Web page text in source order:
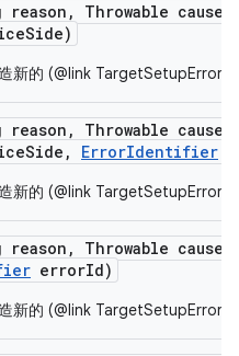
, Throwable cause
Side)
新的 (@link TargetSetupError}
, Throwable cause
Side , ErrorIdentifier
新的 (@link TargetSetupError}
, Throwable cause
errorId)
新的 (@link TargetSetupError}